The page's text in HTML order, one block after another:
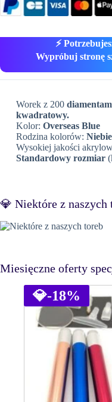
⚡
Wypróbuj stronę
Worek z 200
kwadratowy.
Kolor: Overseas Blue
Rodzina kolorów:
Wysokiej jakości
Standardowy rozmiar
💎 Niektóre z naszych
Miesięczne oferty
💎-18%